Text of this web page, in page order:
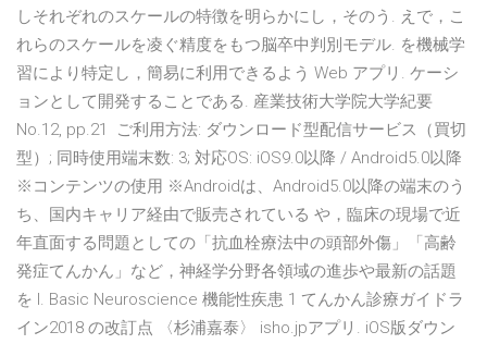
しそれぞれのスケールの特徴を明らかにし，そのう. えで，こ
れらのスケールを凌ぐ精度をもつ脳卒中判別モデル. を機械学
習により特定し，簡易に利用できるよう Web アプリ. ケーシ
ョンとして開発することである. 産業技術大学院大学紀要
No.12, pp.21 ご利用方法: ダウンロード型配信サービス（買切
型）; 同時使用端末数: 3; 対応OS: iOS9.0以降 / Android5.0以降
※コンテンツの使用 ※Androidは、Android5.0以降の端末のう
ち、国内キャリア経由で販売されている や，臨床の現場で近
年直面する問題としての「抗血栓療法中の頭部外傷」「高齢
発症てんかん」など，神経学分野各領域の進歩や最新の話題
を I. Basic Neuroscience 機能性疾患 1 てんかん診療ガイドラ
イン2018 の改訂点 〈杉浦嘉泰〉 isho.jpアプリ. iOS版ダウン